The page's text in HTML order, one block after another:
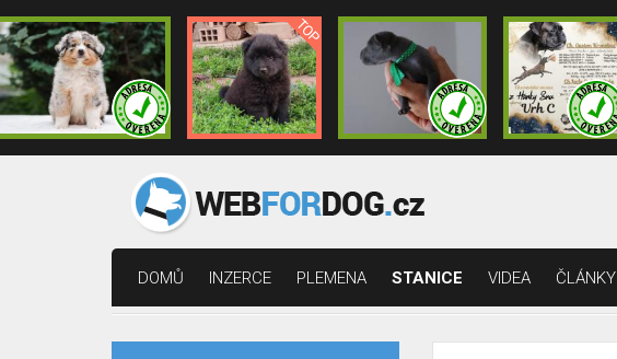
DOMŮ INZERCE PLEMENA STANICE VIDEA ČLÁNKY